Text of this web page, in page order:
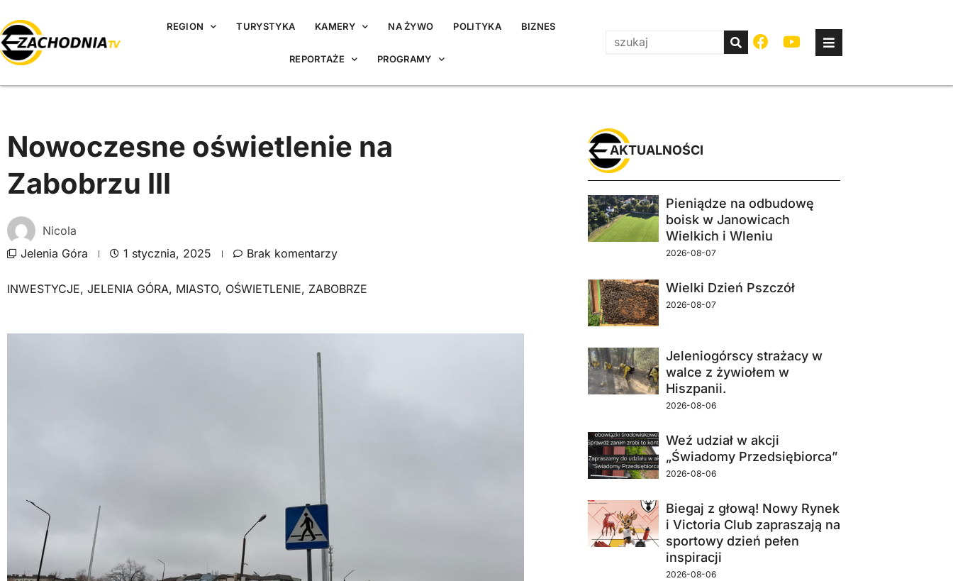
REGION TURYSTYKA KAMERY NA ŻYWO POLITYKA BIZNES
REPORTAŻE PROGRAMY
Nowoczesne oświetlenie na
Zabobrzu III
Nicola
Jelenia Góra
1 stycznia, 2025 Brak komentarzy
INWESTYCJE, JELENIA GÓRA, MIASTO, OŚWIETLENIE, ZABOBRZE
Pieniądze na odbudowę
boisk w Janowicach
Wielkich i Wleniu
2026-08-07
Wielki Dzień Pszczół
2026-08-07
Jeleniogórscy strażacy w
walce z żywiołem w
Hiszpanii.
2026-08-06
Weź udział w akcji
„Świadomy Przedsiębiorca”
2026-08-06
Biegaj z głową! Nowy Rynek
i Victoria Club zapraszają na
sportowy dzień pełen
inspiracji
2026-08-06
AKTUALNOŚCI